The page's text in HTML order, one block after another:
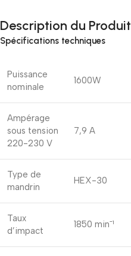
prix KDO
Description du Produit
Spécifications techniques
Puissance
nominale
1600W
Ampérage
sous tension
220-230 V
7,9 A
Type de
mandrin
HEX-30
Taux
d’impact
1850 minˉ¹